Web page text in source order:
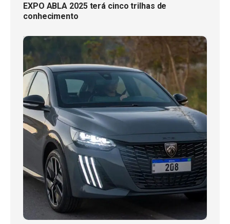
EXPO ABLA 2025 terá cinco trilhas de
conhecimento